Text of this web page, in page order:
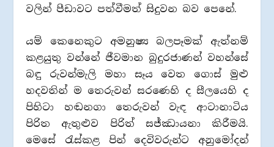
වලින් පීඩාවට පත්වීමත් සිදුවන බව පෙනේ.
යම් කෙනෙකුට අමනුෂ්‍ය බලපෑමක් ඇත්නම්
කළයුතු වන්නේ ජීවමාන බුදුරජාණන් වහන්සේ
බඳු රුවන්මැලි මහා සෑය වෙත ගොස් මුළු
හදවතින් ම තෙරුවන් සරණෙහි ද සීලයෙහි ද
පිහිටා හඬනගා තෙරුවන් වැඳ ආටානාටිය
පිරිත ඇතුළුව පිරිත් සජ්ඣායනා කිරීමයි.
මෙසේ රැස්කළ පින් දෙවිවරුන්ට අනුමෝදන්